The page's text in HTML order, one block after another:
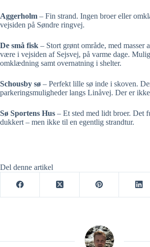
Aggerholm – Fin strand. Ingen broer eller
vejsiden på Søndre ringvej.
De små fisk – Stort grønt område, med masser
være i vejsiden af Sejsvej, på varme dage.
omklædning samt overnatning i shelter.
Schousby sø – Perfekt lille sø inde i skoven.
parkeringsmuligheder langs Linåvej. Der er
Sø Sportens Hus – Et sted med lidt broer. Det
dukkert – men ikke til en egentlig strandtur.
Del denne artikel